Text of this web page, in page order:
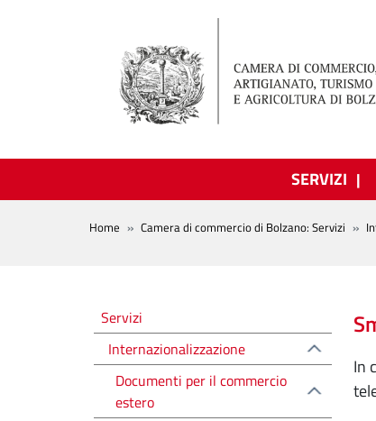
SERVIZI
BREADCRUMB
Home Camera di commercio di Bolzano: Servizi
In
Altre voci
Servizi
Internazionalizzazione
Documenti per il commercio
estero